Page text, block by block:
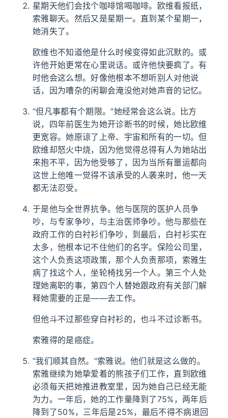
星期天他们会找个咖啡馆喝咖啡。欧维看报纸，
索雅聊天。然后又是星期一。直到某个星期一，
她消失了。
欧维也不知道他是什么时候变得如此沉默的。或
许他开始更常在心里说话。或许他快要疯了。有
时他会这么想。好像他根本不想听别人对他说
话，因为嘈杂的闲聊会淹没他对她声音的记忆。
“但凡事都有个期限。”她经常会这么说。比方
说，四年前医生为她开诊断书的时候，她比欧维
更宽容。她原谅了上帝、宇宙和所有的一切。但
欧维却怒火中烧，因为他觉得总得有人为她站出
来抱不平，因为他受够了，因为当所有噩运都向
这世上他唯一觉得不该承受的人袭来时，他一天
都无法忍受。
于是他与全世界抗争。他与医院的医护人员争
吵，与专家争吵，与主治医师争吵。他与那些在
政府工作的白衬衫们争吵，到最后，白衬衫实在
太多，他根本记不住他们的名字。保险公司里，
这个人负责这项政策，那个人负责那项，索雅生
病了找这个人，坐轮椅找另一个人。第三个人处
理她离职的事，第四个人替她跟政府有关部门解
释她需要的正是——去工作。
但他斗不过那些穿白衬衫的，也斗不过诊断书。
索雅得的是癌症。
“我们顺其自然。”索雅说。他们就是这么做的。
索雅继续为她挚爱着的熊孩子们工作，直到欧维
必须每天把她推进教室里，因为她自己已经无能
为力。一年后，她的工作量降到了75%，两年后
降到了50%，三年后是25%，最后不得不病退回